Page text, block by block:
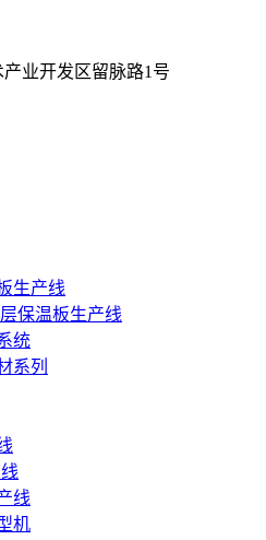
业开发区留脉路1号
生产线
保温板生产线
统
系列
线
机